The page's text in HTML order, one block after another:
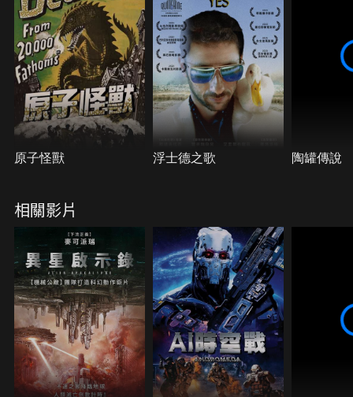
原子怪獸 浮士德之歌 陶罐傳說
相關影片